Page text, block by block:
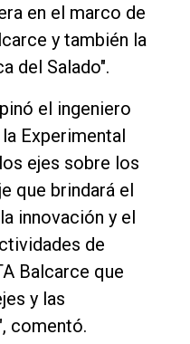
en el marco de
y también la
del Salado".
el ingeniero
Experimental
ejes sobre los
que brindará el
innovación y el
de
Balcarce que
y las
comentó.